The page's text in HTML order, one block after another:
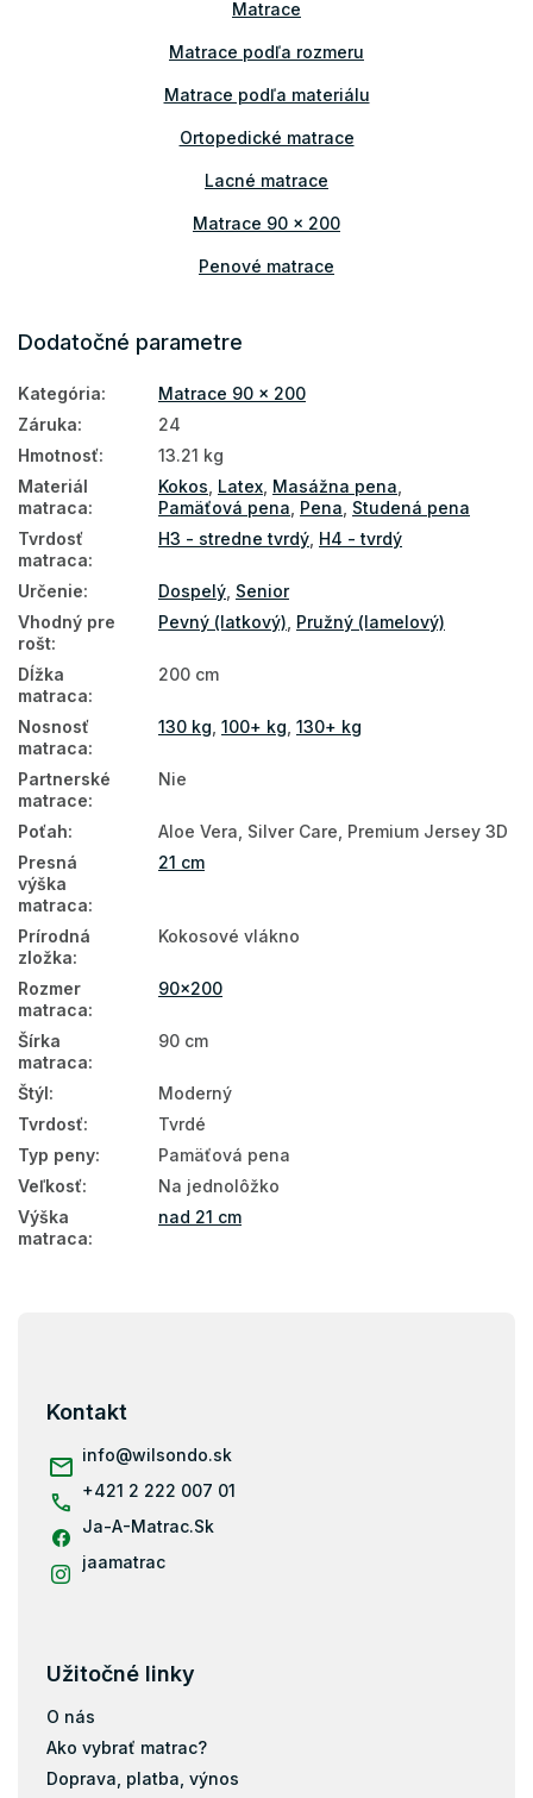
Matrace
Matrace podľa rozmeru
Matrace podľa materiálu
Ortopedické matrace
Lacné matrace
Matrace 90 x 200
Penové matrace
Latexové matrace
Matrace podľa výšky
Matrace podľa nosnosti
Vysoké matrace
Matrace PUR pena
Obojstranné matrace
Matrace podľa tvrdosti
Malé matrace
Penové matrace 90x200
Ortopedické matrace 90x200
Vysoké matrace 90x200
Matrace tvrdosť H3
Matrace podľa nosnosti - 130 kg
Matrace s masážnou penou
Matrace zo studenej peny
Dodatočné parametre
Kategória:
Matrace 90 x 200
Záruka:
24
Hmotnosť:
13.21 kg
Materiál
matraca:
Kokos Latex Masážna pena
Pamäťová pena Pena Studená pena
Tvrdosť
matraca:
H3 - stredne tvrdý H4 - tvrdý
Určenie: Dospelý Senior
Vhodný pre
rošt:
Pevný (latkový) Pružný (lamelový)
Dĺžka
matraca:
200 cm
Nosnosť
matraca:
130 kg 100+ kg 130+ kg
Partnerské
matrace:
Nie
Poťah:
Aloe Vera, Silver Care, Premium Jersey 3D
Presná
výška
matraca:
21 cm
Prírodná
zložka:
Kokosové vlákno
Rozmer
matraca:
90x200
Šírka
matraca:
90 cm
Štýl:
Moderný
Tvrdosť:
Tvrdé
Typ peny:
Pamäťová pena
Veľkosť:
Na jednolôžko
Výška
matraca:
nad 21 cm
Kontakt
info@wilsondo.sk
+421 2 222 007 01
Ja-A-Matrac.Sk
jaamatrac
Užitočné linky
O nás
Ako vybrať matrac?
Doprava, platba, výnos